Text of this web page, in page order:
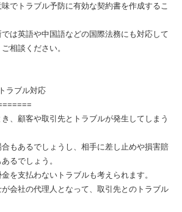
でトラブル予防に有効な契約書を作成するこ
は英語や中国語などの国際法務にも対応して
相談ください。
ラブル対応
、顧客や取引先とトラブルが発生してしまう
もあるでしょうし、相手に差し止めや損害賠
るでしょう。
を支払わないトラブルも考えられます。
会社の代理人となって、取引先とのトラブル